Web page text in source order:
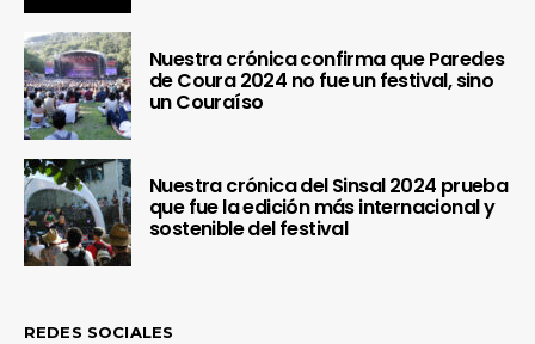
Nuestra crónica confirma que Paredes
de Coura 2024 no fue un festival, sino
un Couraíso
Nuestra crónica del Sinsal 2024 prueba
que fue la edición más internacional y
sostenible del festival
REDES SOCIALES